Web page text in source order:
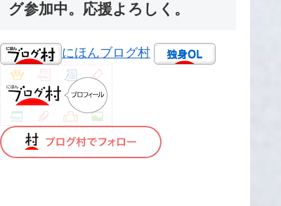
グ参加中。応援よろしく。
にほんブログ村